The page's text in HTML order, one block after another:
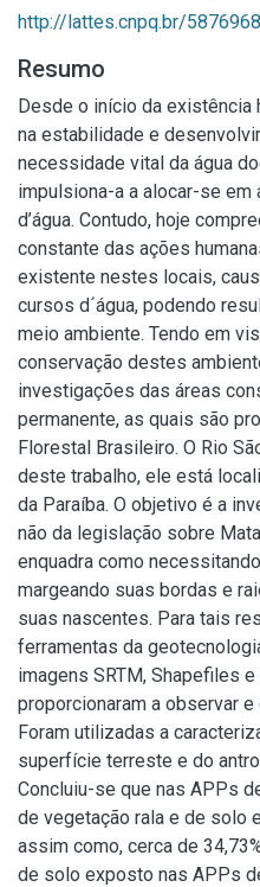
http://lattes.cnpq.br/
Resumo
Desde o início da existência
na estabilidade e
necessidade vital da água
impulsiona-a a alocar-se
d’água. Contudo, hoje
constante das ações
existente nestes locais,
cursos d´água, podendo
meio ambiente. Tendo em
conservação destes
investigações das áreas
permanente, as quais são
Florestal Brasileiro. O Rio
deste trabalho, ele está
da Paraíba. O objetivo é a
não da legislação sobre
enquadra como
margeando suas bordas e
suas nascentes. Para tais
ferramentas da
imagens SRTM, Shapefiles
proporcionaram a observar
Foram utilizadas a
superfície terreste e do
Concluiu-se que nas APPs
de vegetação rala e de solo
assim como, cerca de
de solo exposto nas APPs